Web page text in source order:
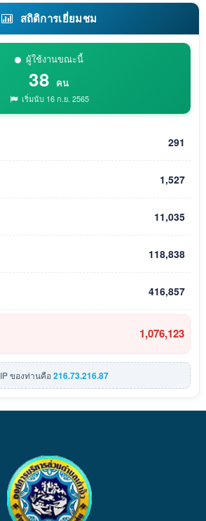
สถิติการเยี่ยมชม
ผู้ใช้งานขณะนี้
38 คน
เริ่มนับ 16 ก.ย. 2565
291
1,527
11,035
118,838
416,857
1,076,123
IP ของท่านคือ216.73.216.87